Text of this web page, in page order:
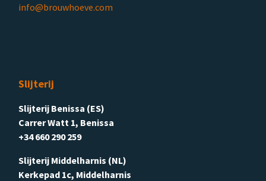
info@brouwhoeve.com
Slijterij
Slijterij Benissa (ES)
Carrer Watt 1, Benissa
+34 660 290 259
Slijterij Middelharnis (NL)
Kerkepad 1c, Middelharnis